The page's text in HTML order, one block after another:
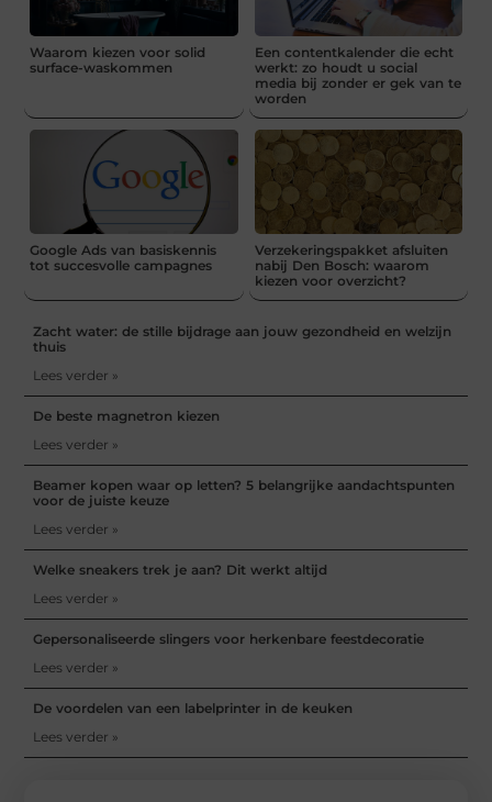
Waarom kiezen voor solid
surface-waskommen
Een contentkalender die echt
werkt: zo houdt u social
media bij zonder er gek van te
worden
Google Ads van basiskennis
tot succesvolle campagnes
Verzekeringspakket afsluiten
nabij Den Bosch: waarom
kiezen voor overzicht?
Zacht water: de stille bijdrage aan jouw gezondheid en welzijn
thuis
Lees verder »
De beste magnetron kiezen
Lees verder »
Beamer kopen waar op letten? 5 belangrijke aandachtspunten
voor de juiste keuze
Lees verder »
Welke sneakers trek je aan? Dit werkt altijd
Lees verder »
Gepersonaliseerde slingers voor herkenbare feestdecoratie
Lees verder »
De voordelen van een labelprinter in de keuken
Lees verder »